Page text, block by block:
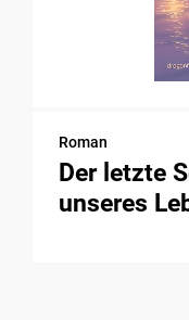
Roman
Der letzte
unseres